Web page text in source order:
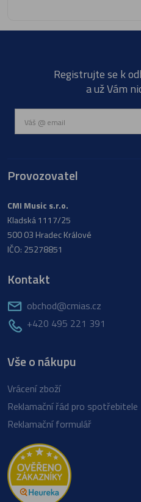
Registrujte se k
a už Vám
Provozovatel
CMI Music s.r.o.
Kladská 1117/25
500 03 Hradec Králové
IČO: 25278851
Kontakt
obchod@cmias.cz
+420 495 221 391
Vše o nákupu
Vrácení zboží
Reklamační řád pro spotřebitele
Reklamační formulář